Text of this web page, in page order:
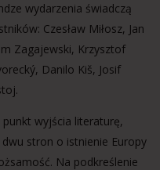
wydarzenia świadczą
Czesław Miłosz, Jan
Zagajewski, Krzysztof
Danilo Kiš, Josif
wyjścia literaturę,
stron o istnienie Europy
Na podkreślenie